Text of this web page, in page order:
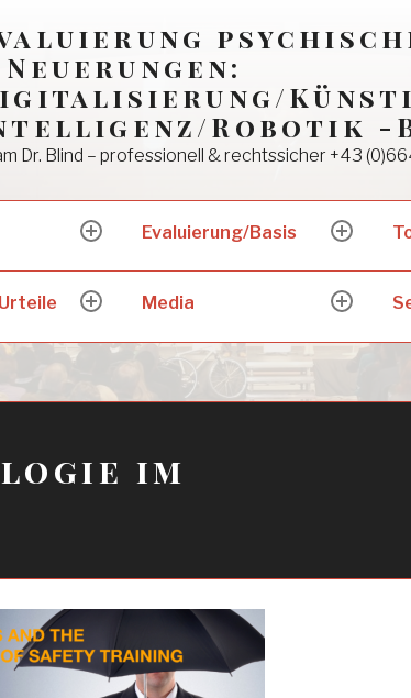
Neuerungen:
Robotik -
Dr. Blind – professionell & rechtssicher +43
expand
menu
Evaluierung/Basis
expand
menu
expand
menu
Media
expand
menu
im